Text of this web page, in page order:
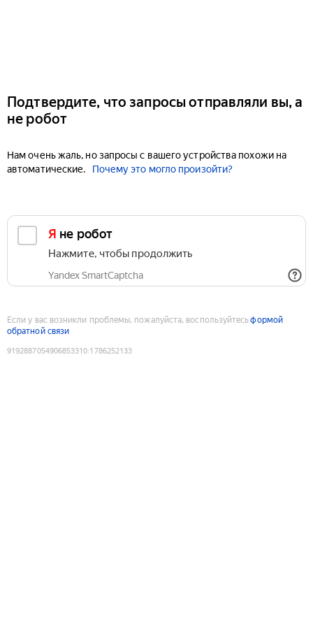
Подтвердите, что запросы отправляли вы, а
не робот
Нам очень жаль, но запросы с вашего устройства похожи на
автоматические.
Почему это могло произойти?
Я не робот
Нажмите, чтобы продолжить
Yandex SmartCaptcha
Если у вас возникли проблемы, пожалуйста, воспользуйтесьформой
обратной связи
9192887054906853310:1786252133